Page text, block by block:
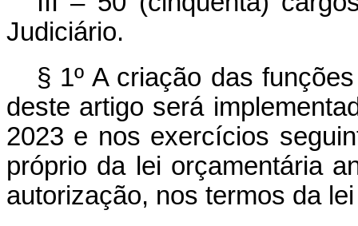
Judiciário.
§ 1º A criação das
deste artigo será
2023 e nos exercícios
próprio da lei orçamentária
autorização, nos termos da